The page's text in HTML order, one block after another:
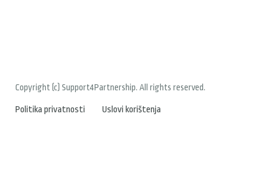
Copyright (c) Support4Partnership. All rights reserved.
Politika privatnosti Uslovi korištenja